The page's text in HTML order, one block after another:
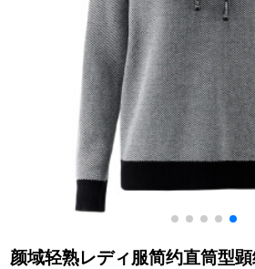
颜域轻熟レディ服简约直筒型